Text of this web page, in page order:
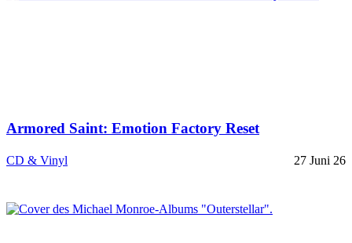
Armored Saint: Emotion Factory Reset
CD & Vinyl 27 Juni 26